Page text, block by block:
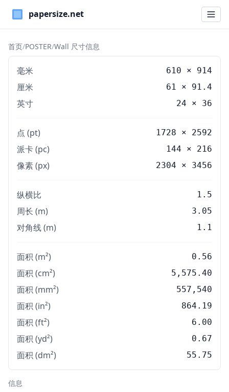
Paper Sizes
首页/POSTER/Wall 尺寸信息
毫米 610 × 914
厘米 61 × 91.4
英寸 24 × 36
点 (pt) 1728 × 2592
派卡 (pc) 144 × 216
像素 (px) 2304 × 3456
纵横比 1.5
周长 (m) 3.05
对角线 (m) 1.1
面积 (m²) 0.56
面积 (cm²) 5,575.40
面积 (mm²) 557,540
面积 (in²) 864.19
面积 (ft²) 6.00
面积 (yd²) 0.67
面积 (dm²) 55.75
信息